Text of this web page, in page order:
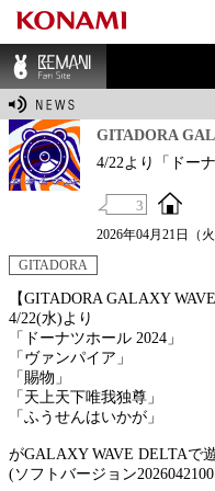
BEMANI Fan Sit
GITADORA
4/22より「ドー
3
2026年04月21日（
GITADORA
【GITADORA GALAXY
4/22(水)より
「ドーナツホール 2024」
「ヴァンパイア」
「賜物」
「天上天下唯我独尊」
「ふうせんはいかが」
がGALAXY WAVE DELTAで
(ソフトバージョン